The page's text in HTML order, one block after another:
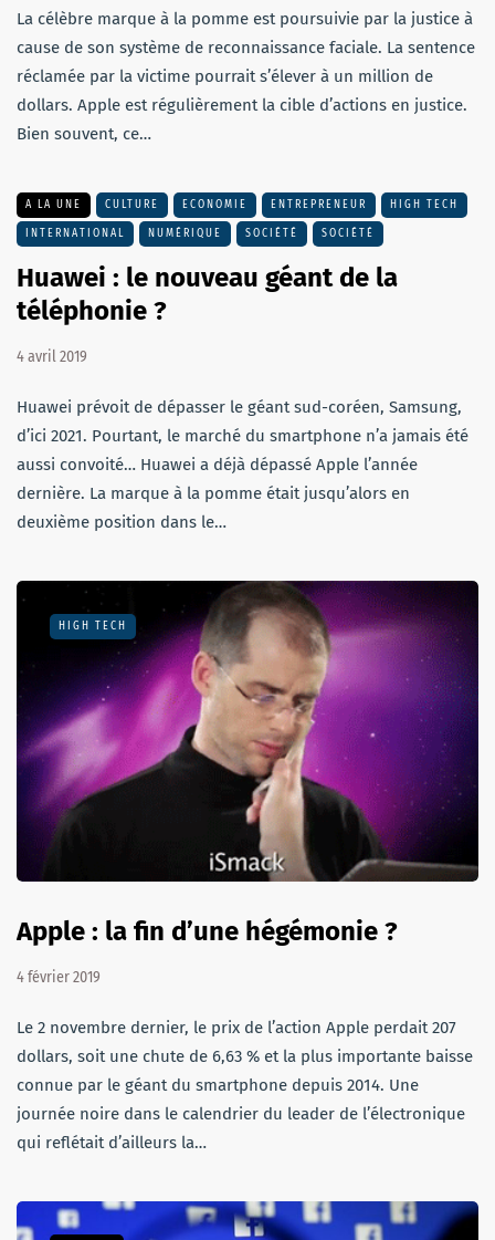
La célèbre marque à la pomme est poursuivie par la justice à
cause de son système de reconnaissance faciale. La sentence
réclamée par la victime pourrait s’élever à un million de
dollars. Apple est régulièrement la cible d’actions en justice.
Bien souvent, ce…
A LA UNE CULTURE ECONOMIE ENTREPRENEUR HIGH TECH
INTERNATIONAL NUMÉRIQUE SOCIÉTÉ SOCIÉTÉ
Huawei : le nouveau géant de la
téléphonie ?
4 avril 2019
Huawei prévoit de dépasser le géant sud-coréen, Samsung,
d’ici 2021. Pourtant, le marché du smartphone n’a jamais été
aussi convoité… Huawei a déjà dépassé Apple l’année
dernière. La marque à la pomme était jusqu’alors en
deuxième position dans le…
HIGH TECH
Apple : la fin d’une hégémonie ?
4 février 2019
Le 2 novembre dernier, le prix de l’action Apple perdait 207
dollars, soit une chute de 6,63 % et la plus importante baisse
connue par le géant du smartphone depuis 2014. Une
journée noire dans le calendrier du leader de l’électronique
qui reflétait d’ailleurs la…